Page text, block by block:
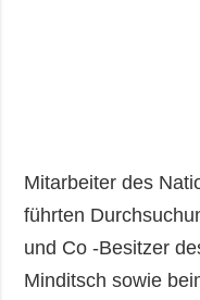
Mitarbeiter des
führten
und Co -Besitzer
Minditsch sowie